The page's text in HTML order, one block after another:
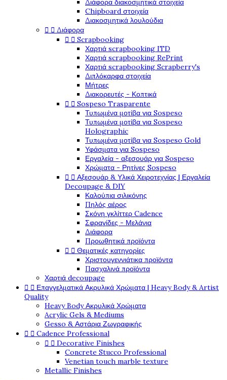
Διάφορα διακοσμητικά στοιχεία
Chipboard στοιχεία
Διακοσμητικά λουλούδια
  Διάφορα
  Scrapbooking
Χαρτιά scrapbooking ITD
Χαρτιά scrapbooking RePrint
Χαρτιά scrapbooking Scrapberry's
Διπλόκαρφα στοιχεία
Μήτρες
Διακορευτές - Κοπτικά
  Sospeso Trasparente
Τυπωμένα μοτίβα για Sospeso
Τυπωμένα μοτίβα για Sospeso
Holographic
Τυπωμένα μοτίβα για Sospeso Gold
Υφάσματα για Sospeso
Εργαλεία - αξεσουάρ για Sospeso
Χρώματα - Ρητίνες Sospeso
  Αξεσουάρ & Υλικά Χειροτεχνίας | Εργαλεία
Decoupage & DIY
Καλούπια σιλικόνης
Πηλός αέρος
Σκόνη γκλίττερ Cadence
Σφραγίδες - Μελάνια
Διάφορα
Προωθητικά προϊόντα
  Θεματικές κατηγορίες
Χριστουγεννιάτικα προϊόντα
Πασχαλινά προϊόντα
Χαρτιά decoupage
  Επαγγελματικά Ακρυλικά Χρώματα | Heavy Body & Artist
Quality
Heavy Body Ακρυλικά Χρώματα
Acrylic Gels & Mediums
Gesso & Αστάρια Ζωγραφικής
  Cadence Professional
  Decorative Finishes
Concrete Stucco Professional
Venetian touch marble texture
Metallic Finishes